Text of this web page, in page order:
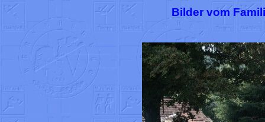
Bilder vom